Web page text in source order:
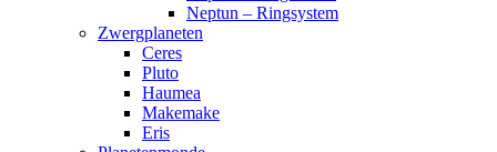
Neptun – Ringsystem
Zwergplaneten
Ceres
Pluto
Haumea
Makemake
Eris